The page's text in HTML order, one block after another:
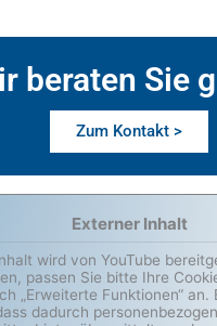
beraten Sie
Zum Kontakt >
Externer Inhalt
wird von YouTube
passen Sie bitte Ihre
„Erweiterte Funktionen“
dadurch